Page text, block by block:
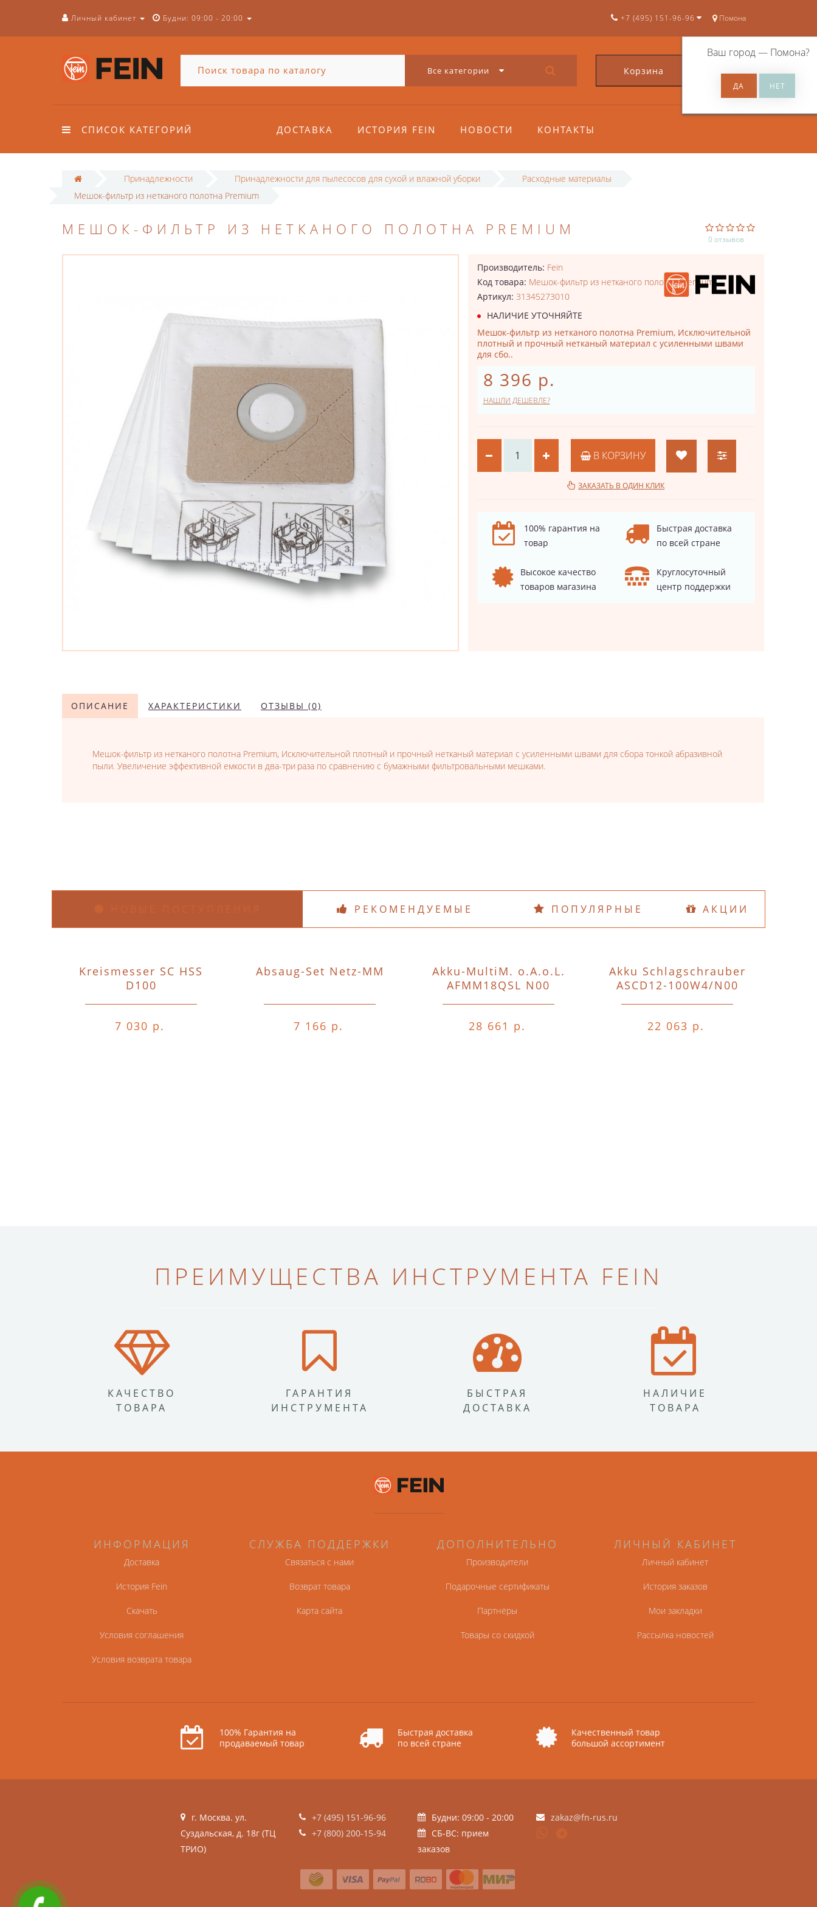
Личный кабинет Будни: 09:00 - 20:00 Помона
Ваш город — Помона?
+7 (495) 151-96-96
Все категории Корзина 0
СПИСОК КАТЕГОРИЙ ДОСТАВКА ИСТОРИЯ FEIN НОВОСТИ КОНТАКТЫ
Принадлежности Принадлежности для пылесосов для сухой и влажной уборки
Расходные материалы
Мешок-фильтр из нетканого полотна Premium
МЕШОК-ФИЛЬТР ИЗ НЕТКАНОГО ПОЛОТНА PREMIUM
0 отзывов
Производитель: Fein
Код товара: Мешок-фильтр из нетканого полотна Premium
Артикул: 31345273010
НАЛИЧИЕ УТОЧНЯЙТЕ
Мешок-фильтр из нетканого полотна Premium, Исключительной
плотный и прочный нетканый материал с усиленными швами
для сбо..
8 396 р.
НАШЛИ ДЕШЕВЛЕ?
В КОРЗИНУ
ЗАКАЗАТЬ В ОДИН КЛИК
100% гарантия на
товар
Быстрая доставка
по всей стране
Высокое качество
товаров магазина
Круглосуточный
центр поддержки
ОПИСАНИЕ ХАРАКТЕРИСТИКИ ОТЗЫВЫ (0)
Мешок-фильтр из нетканого полотна Premium, Исключительной плотный и прочный нетканый материал с усиленными швами для сбора тонкой абразивной
пыли. Увеличение эффективной емкости в два-три раза по сравнению с бумажными фильтровальными мешками.
РЕКОМЕНДУЕМЫЕ ПОПУЛЯРНЫЕ АКЦИИ
Kreismesser SC HSS
D100
7 030 р.
Absaug-Set Netz-MM
7 166 р.
Akku-MultiM. o.A.o.L.
AFMM18QSL N00
28 661 р.
Akku Schlagschrauber
ASCD12-100W4/N00
22 063 р.
ПРЕИМУЩЕСТВА ИНСТРУМЕНТА FEIN
КАЧЕСТВО
ТОВАРА
ГАРАНТИЯ
ИНСТРУМЕНТА
БЫСТРАЯ
ДОСТАВКА
НАЛИЧИЕ
ТОВАРА
ИНФОРМАЦИЯ
Доставка
История Fein
Скачать
Условия соглашения
Условия возврата товара
СЛУЖБА ПОДДЕРЖКИ
Связаться с нами
Возврат товара
Карта сайта
ДОПОЛНИТЕЛЬНО
Производители
Подарочные сертификаты
Партнёры
Товары со скидкой
ЛИЧНЫЙ КАБИНЕТ
Личный кабинет
История заказов
Мои закладки
Рассылка новостей
100% Гарантия на
продаваемый товар
Быстрая доставка
по всей стране
Качественный товар
большой ассортимент
г. Москва. ул.
Суздальская, д. 18г (ТЦ
ТРИО)
+7 (495) 151-96-96
+7 (800) 200-15-94
Будни: 09:00 - 20:00
СБ-ВС: прием
заказов
zakaz@fn-rus.ru